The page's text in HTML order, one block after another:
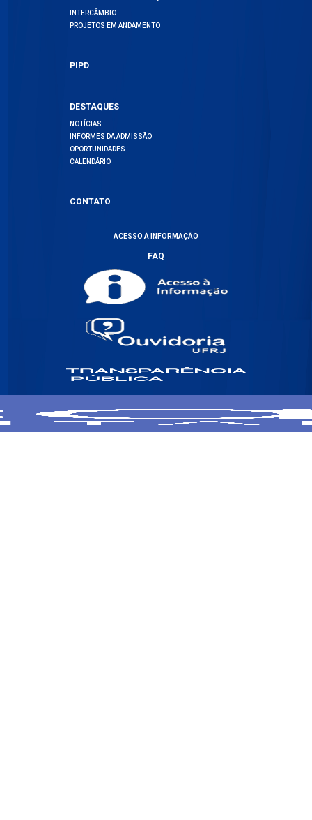
INTERCÂMBIO
PROJETOS EM ANDAMENTO
PIPD
DESTAQUES
NOTÍCIAS
INFORMES DA ADMISSÃO
OPORTUNIDADES
CALENDÁRIO
CONTATO
ACESSO À INFORMAÇÃO
FAQ